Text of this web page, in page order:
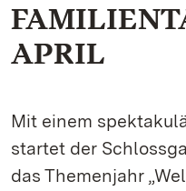
APRIL
Mit einem
startet der
das Themenjahr